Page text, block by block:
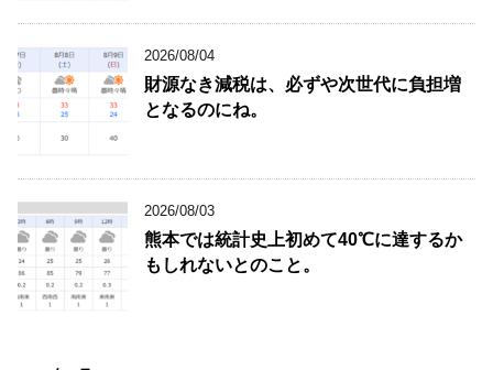
2026/08/04
財源なき減税は、必ずや次世代に負担増
となるのにね。
2026/08/03
熊本では統計史上初めて40℃に達するか
もしれないとのこと。